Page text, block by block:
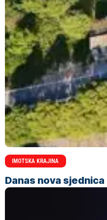
IMOTSKA KRAJINA
Danas nova